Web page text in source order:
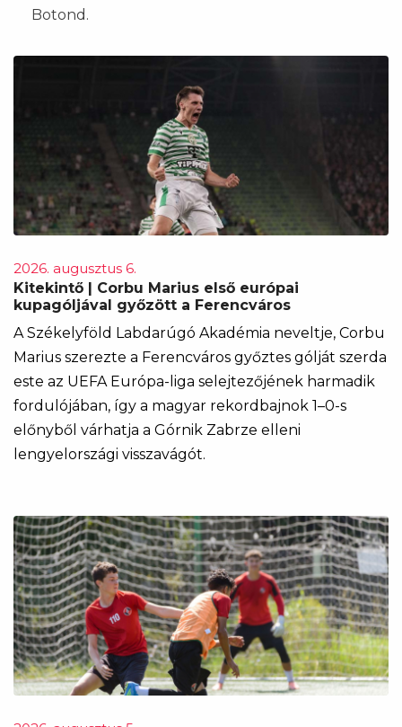
Botond.
2026. augusztus 6.
Kitekintő | Corbu Marius első európai
kupagóljával győzött a Ferencváros
A Székelyföld Labdarúgó Akadémia neveltje, Corbu
Marius szerezte a Ferencváros győztes gólját szerda
este az UEFA Európa-liga selejtezőjének harmadik
fordulójában, így a magyar rekordbajnok 1–0-s
előnyből várhatja a Górnik Zabrze elleni
lengyelországi visszavágót.